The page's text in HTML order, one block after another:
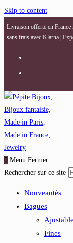
Skip to content
Livraison offerte en France
sans frais avec Klarna |
0 Menu Fermer
Rechercher sur ce site
Nouveautés
Bagues
Fines